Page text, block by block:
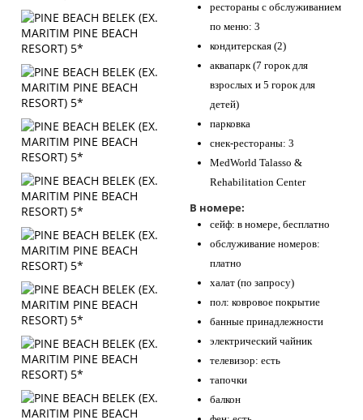
рестораны с обслуживанием
по меню: 3
кондитерская (2)
аквапарк (7 горок для
взрослых и 5 горок для
детей)
парковка
снек-рестораны: 3
MedWorld Talasso &
Rehabilitation Center
В номере:
сейф: в номере, бесплатно
обслуживание номеров:
платно
халат (по запросу)
пол: ковровое покрытие
банные принадлежности
электрический чайник
телевизор: есть
тапочки
балкон